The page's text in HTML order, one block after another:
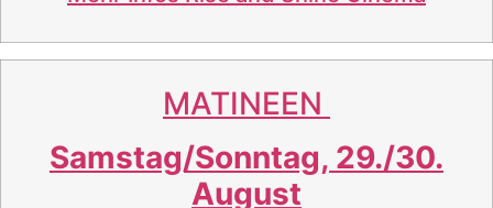
MATINEEN
Samstag/Sonntag, 29./30.
August